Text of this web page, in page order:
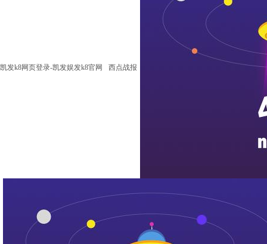
凯发k8网页登录-凯发娱发k8官网 西点战报